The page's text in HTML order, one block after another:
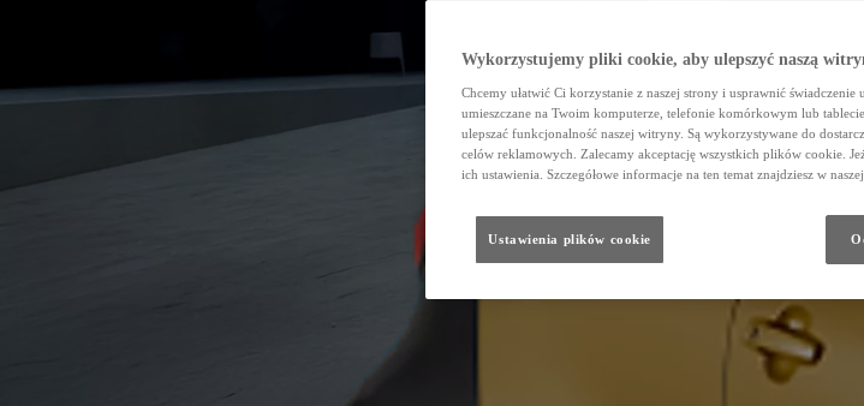
Wykorzystujemy pliki cookie, aby ulepszyć naszą
Chcemy ułatwić Ci korzystanie z naszej strony i usprawnić
umieszczane na Twoim komputerze, telefonie komórkowym lub
ulepszać funkcjonalność naszej witryny. Są wykorzystywane do
celów reklamowych. Zalecamy akceptację wszystkich plików cookie.
ich ustawienia. Szczegółowe informacje na ten temat znajdziesz w naszej
Ustawienia plików cookie